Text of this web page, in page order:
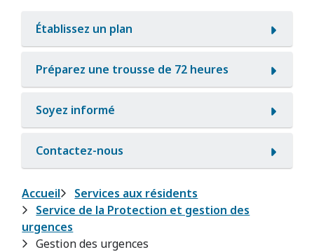
Établissez un plan
Préparez une trousse de 72 heures
Soyez informé
Contactez-nous
Fil
d'Ariane
Accueil
Services aux résidents
Service de la Protection et gestion des
urgences
Gestion des urgences